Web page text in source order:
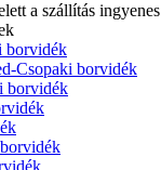
a szállítás ingyenes
borvidék
Csopaki borvidék
borvidék